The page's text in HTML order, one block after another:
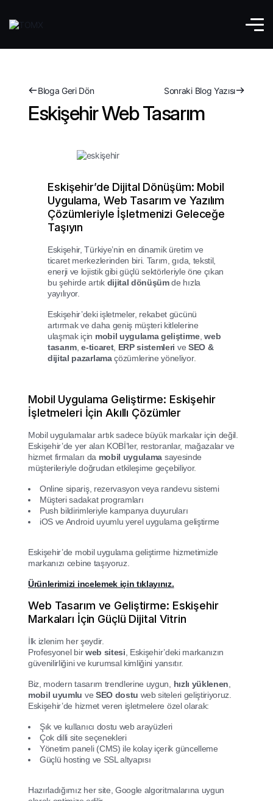
Bloga Geri Dön Sonraki Blog Yazısı
Eskişehir Web Tasarım
Eskişehir’de Dijital Dönüşüm: Mobil
Uygulama, Web Tasarım ve Yazılım
Çözümleriyle İşletmenizi Geleceğe
Taşıyın
Eskişehir, Türkiye’nin en dinamik üretim ve
ticaret merkezlerinden biri. Tarım, gıda, tekstil,
enerji ve lojistik gibi güçlü sektörleriyle öne çıkan
bu şehirde artık dijital dönüşümde hızla
yayılıyor.
Eskişehir’deki işletmeler, rekabet gücünü
artırmak ve daha geniş müşteri kitlelerine
ulaşmak için mobil uygulama geliştirme,web
tasarım,e-ticaret, ERP sistemleri ve SEO &
dijital pazarlamaçözümlerine yöneliyor.
Mobil Uygulama Geliştirme: Eskişehir
İşletmeleri İçin Akıllı Çözümler
Mobil uygulamalar artık sadece büyük markalar için değil.
Eskişehir’de yer alan KOBİ’ler, restoranlar, mağazalar ve
hizmet firmaları da mobil uygulama sayesinde
müşterileriyle doğrudan etkileşime geçebiliyor.
Online sipariş, rezervasyon veya randevu sistemi
Müşteri sadakat programları
Push bildirimleriyle kampanya duyuruları
iOS ve Android uyumlu yerel uygulama geliştirme
Eskişehir’de mobil uygulama geliştirme hizmetimizle
markanızı cebine taşıyoruz.
Ürünlerimizi incelemek için tıklayınız.
Web Tasarım ve Geliştirme: Eskişehir
Markaları İçin Güçlü Dijital Vitrin
İlk izlenim her şeydir.
Profesyonel birweb sitesi , Eskişehir’deki markanızın
güvenilirliğini ve kurumsal kimliğini yansıtır.
Biz, modern tasarım trendlerine uygun, hızlı yüklenen
mobil uyumlu ve SEO dostu web siteleri geliştiriyoruz.
Eskişehir’de hizmet veren işletmelere özel olarak:
Şık ve kullanıcı dostu web arayüzleri
Çok dilli site seçenekleri
Yönetim paneli (CMS) ile kolay içerik güncelleme
Güçlü hosting ve SSL altyapısı
Hazırladığımız her site, Google algoritmalarına uygun